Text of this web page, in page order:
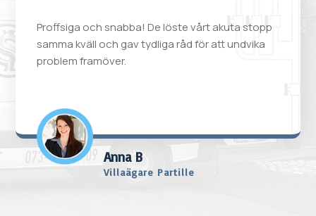
Proffsiga och snabba! De löste vårt akuta stopp
samma kväll och gav tydliga råd för att undvika
problem framöver.
Anna B
Villaägare Partille